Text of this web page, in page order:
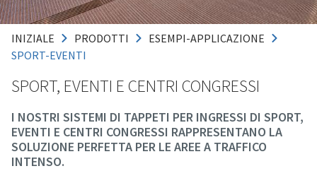
INIZIALE PRODOTTI
ESEMPI-APPLICAZIONE
SPORT-EVENTI
SPORT, EVENTI E CENTRI CONGRESSI
I NOSTRI SISTEMI DI TAPPETI PER INGRESSI DI SPORT,
EVENTI E CENTRI CONGRESSI RAPPRESENTANO LA
SOLUZIONE PERFETTA PER LE AREE A TRAFFICO
INTENSO.